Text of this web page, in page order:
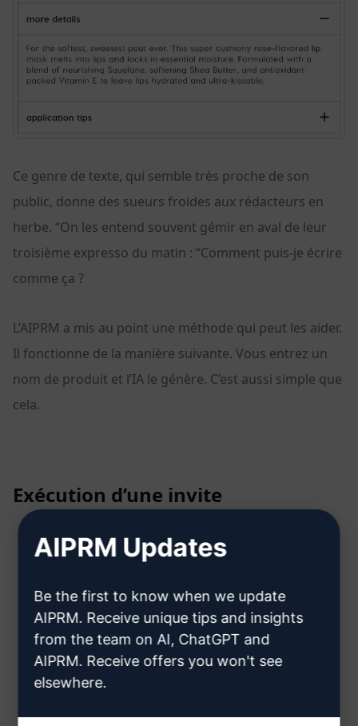
Ce genre de texte, qui semble très proche de son
public, donne des sueurs froides aux rédacteurs en
herbe. “On les entend souvent gémir en aval de leur
troisième expresso du matin : “Comment puis-je écrire
comme ça ?
L’AIPRM a mis au point une méthode qui peut les aider.
Il fonctionne de la manière suivante. Vous entrez un
nom de produit et l’IA le génère. C’est aussi simple que
cela.
Exécution d’une invite
Connectez-vous à ChatGPT.
l’ongletPublic.
Allez dans le champ de recherche et entrez
merce SEO : Générer des descriptions de produits
AIPRM Updates
Be the first to know when we update
AIPRM. Receive unique tips and insights
from the team on AI, ChatGPT and
AIPRM. Receive offers you won't see
elsewhere.